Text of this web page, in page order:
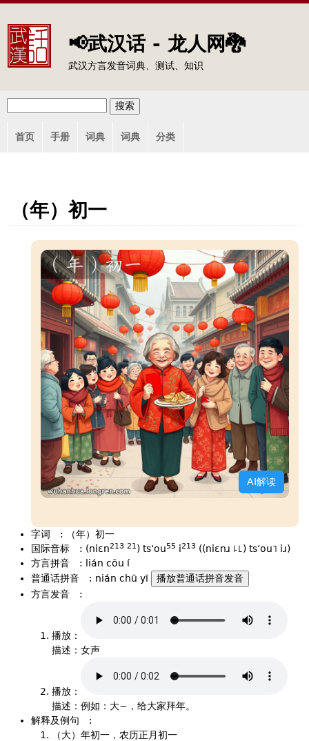
📢武汉话 - 龙人网🐉
武汉方言发音词典、测试、知识
索主首页 手册 词典 词典 分类
（年）初一
AI解读
字词 :
（年）初一
国际音标
: (niɛn213 21 ) tsʻou55 i213 ((niɛnɹ ꜕꜖) tsʻou˥ iɹ)
方言拼音
:
lián cōu í
普通话拼音
: nián chū yī
播放普通话拼音发音
方言发音
:
播放：
描述：女声
播放：
描述：例如：大~，给大家拜年。
解释及例句
:
（大）年初一，农历正月初一